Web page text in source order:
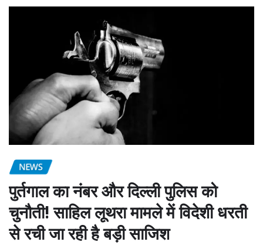
NEWS
पुर्तगाल का नंबर और दिल्ली पुलिस को
चुनौती! साहिल लूथरा मामले में विदेशी धरती
से रची जा रही है बड़ी साजिश